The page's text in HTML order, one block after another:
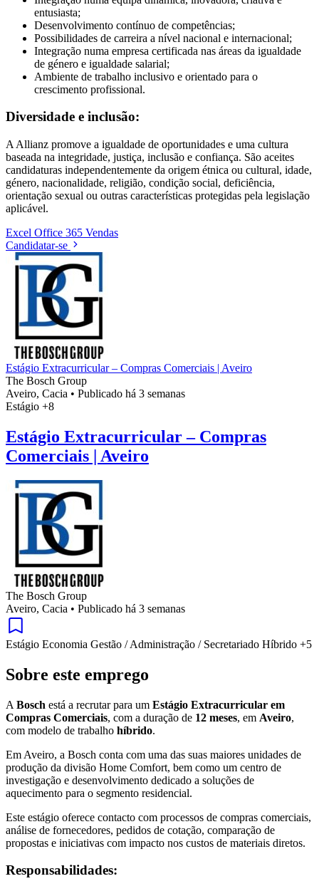
entusiasta;
Desenvolvimento contínuo de competências;
Possibilidades de carreira a nível nacional e internacional;
Integração numa empresa certificada nas áreas da igualdade
de género e igualdade salarial;
Ambiente de trabalho inclusivo e orientado para o
crescimento profissional.
Diversidade e inclusão:
A Allianz promove a igualdade de oportunidades e uma cultura
baseada na integridade, justiça, inclusão e confiança. São aceites
candidaturas independentemente da origem étnica ou cultural, idade,
género, nacionalidade, religião, condição social, deficiência,
orientação sexual ou outras características protegidas pela legislação
aplicável.
Excel Office 365 Vendas
Candidatar-se
Estágio Extracurricular – Compras Comerciais | Aveiro
The Bosch Group
Aveiro, Cacia • Publicado há 3 semanas
Estágio +8
Estágio Extracurricular – Compras
Comerciais | Aveiro
The Bosch Group
Aveiro, Cacia • Publicado há 3 semanas
Estágio Economia Gestão / Administração / Secretariado Híbrido +5
Sobre este emprego
A Bosch está a recrutar para um Estágio Extracurricular em
Compras Comerciais, com a duração de 12 meses, em Aveiro,
com modelo de trabalho híbrido.
Em Aveiro, a Bosch conta com uma das suas maiores unidades de
produção da divisão Home Comfort, bem como um centro de
investigação e desenvolvimento dedicado a soluções de
aquecimento para o segmento residencial.
Este estágio oferece contacto com processos de compras comerciais,
análise de fornecedores, pedidos de cotação, comparação de
propostas e iniciativas com impacto nos custos de materiais diretos.
Responsabilidades: